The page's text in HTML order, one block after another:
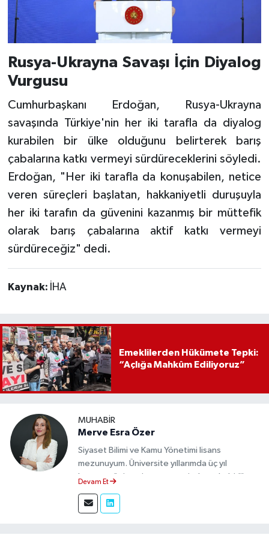
Rusya-Ukrayna Savaşı İçin Diyalog
Vurgusu
Cumhurbaşkanı Erdoğan, Rusya-Ukrayna
savaşında Türkiye'nin her iki tarafla da diyalog
kurabilen bir ülke olduğunu belirterek barış
çabalarına katkı vermeyi sürdüreceklerini söyledi.
Erdoğan, "Her iki tarafla da konuşabilen, netice
veren süreçleri başlatan, hakkaniyetli duruşuyla
her iki tarafın da güvenini kazanmış bir müttefik
olarak barış çabalarına aktif katkı vermeyi
sürdüreceğiz" dedi.
Kaynak: İHA
Emeklilerden Hükümete Tepki:
“Açlığa Mahkûm Ediliyoruz”
MUHABIR
Merve Esra Özer
Siyaset Bilimi ve Kamu Yönetimi lisans
mezunuyum. Üniversite yıllarımda üç yıl
boyunca üniversite gazetesinde muhabirlik
Haber'de sahadan doğru ve tarafsız bilgi
aktarımı sağlamaktayım.
Devam Et